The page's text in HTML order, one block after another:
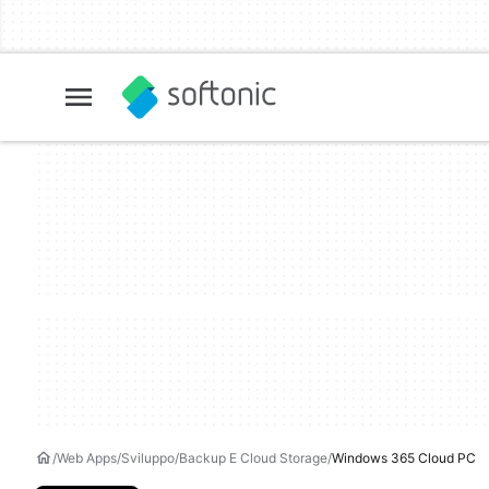
Web Apps Sviluppo Backup E Cloud Storage Windows 365 Cloud PC